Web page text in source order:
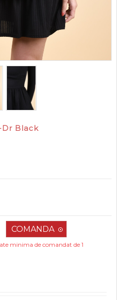
Dr Black
minima de comandat de 1